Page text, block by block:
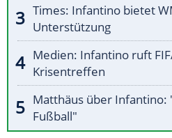
Times: Infantino bietet
Unterstützung
Medien: Infantino ruft
Krisentreffen
Matthäus über
Fußball"